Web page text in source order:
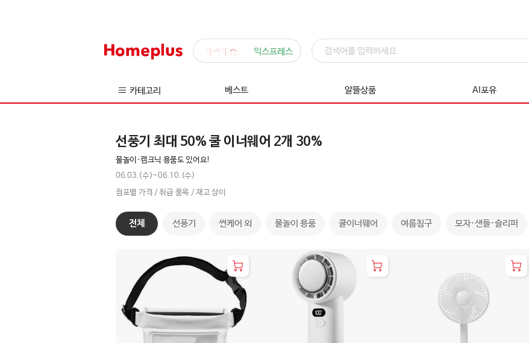
매직배송 익스프레스
카테고리 베스트 알뜰상품 AI포유
선풍기 최대 50% 쿨 이너웨어 2개 30%
물놀이·캠크닉 용품도 있어요!
06.03.(수)~06.10.(수)
점포별 가격 / 취급 품목 / 재고 상이
전체 선풍기 썬케어 외 물놀이 용품 쿨이너웨어 여름침구 모자·샌들·슬리퍼